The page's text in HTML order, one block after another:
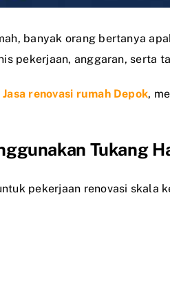
banyak orang bertanya
pekerjaan, anggaran, serta
Jasa renovasi rumah Depok,
Tukang
pekerjaan renovasi skala